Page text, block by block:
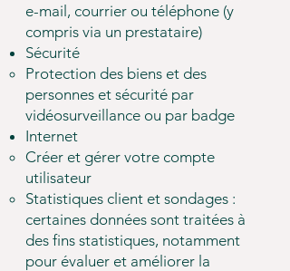
e-mail, courrier ou téléphone (y
compris via un prestataire)
Sécurité
​Protection des biens et des
personnes et sécurité par
vidéosurveillance ou par badge
Internet
Créer et gérer votre compte
utilisateur​
Statistiques client et sondages :
certaines données sont traitées à
des fins statistiques, notamment
pour évaluer et améliorer la